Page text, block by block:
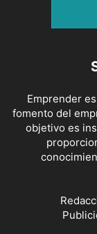
Emprender
fomento del
objetivo es